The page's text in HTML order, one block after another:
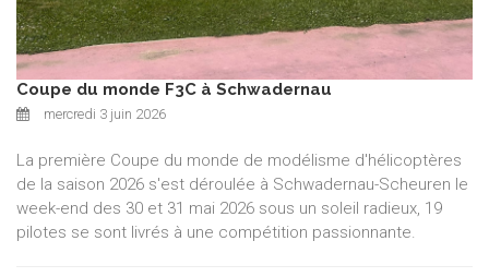
Coupe du monde F3C à Schwadernau
mercredi 3 juin 2026
La première Coupe du monde de modélisme d'hélicoptères
de la saison 2026 s'est déroulée à Schwadernau-Scheuren le
week-end des 30 et 31 mai 2026 sous un soleil radieux, 19
pilotes se sont livrés à une compétition passionnante.